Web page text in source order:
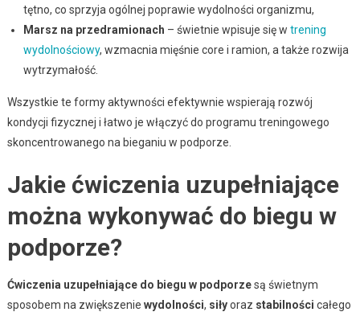
tętno, co sprzyja ogólnej poprawie wydolności organizmu,
Marsz na przedramionach – świetnie wpisuje się w trening
wydolnościowy, wzmacnia mięśnie core i ramion, a także rozwija
wytrzymałość.
Wszystkie te formy aktywności efektywnie wspierają rozwój
kondycji fizycznej i łatwo je włączyć do programu treningowego
skoncentrowanego na bieganiu w podporze.
Jakie ćwiczenia uzupełniające
można wykonywać do biegu w
podporze?
Ćwiczenia uzupełniające do biegu w podporzesą świetnym
sposobem na zwiększenie wydolności, siłyoraz stabilności całego